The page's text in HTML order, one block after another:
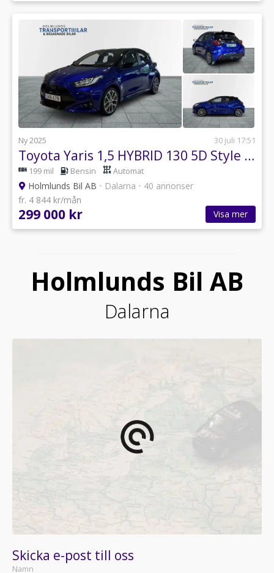
Ny 2025 30 juli 17:51
Toyota Yaris 1,5 HYBRID 130 5D Style Bi-tone
199 mil Bensin Automat
Holmlunds Bil AB • Dalarna • 40 annonser
fr. 4 844 kr/mån
299 000 kr Visa mer
Holmlunds Bil AB
Dalarna
Skicka e-post till oss
Namn